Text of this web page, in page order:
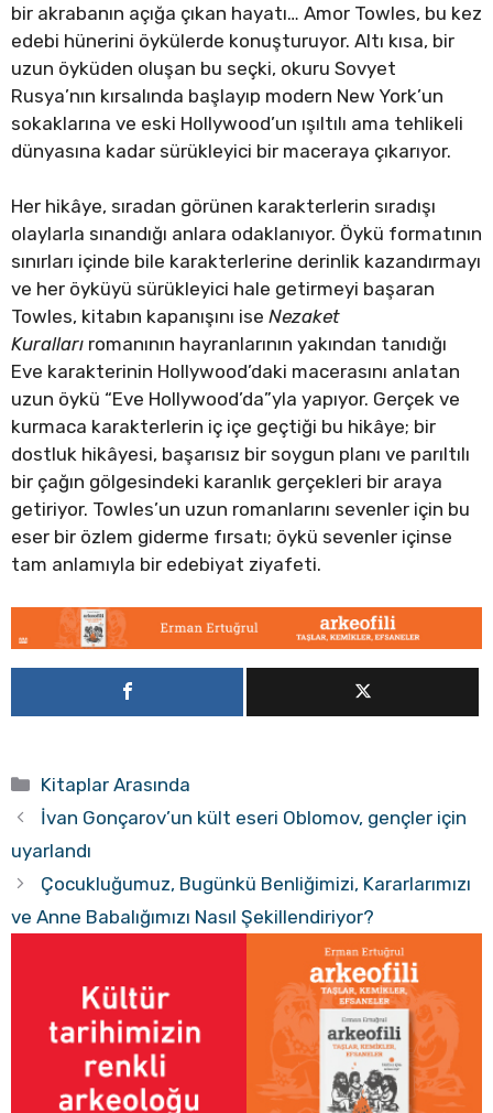
bir akrabanın açığa çıkan hayatı… Amor Towles, bu kez
edebi hünerini öykülerde konuşturuyor. Altı kısa, bir
uzun öyküden oluşan bu seçki, okuru Sovyet
Rusya’nın kırsalında başlayıp modern New York’un
sokaklarına ve eski Hollywood’un ışıltılı ama tehlikeli
dünyasına kadar sürükleyici bir maceraya çıkarıyor.
Her hikâye, sıradan görünen karakterlerin sıradışı
olaylarla sınandığı anlara odaklanıyor. Öykü formatının
sınırları içinde bile karakterlerine derinlik kazandırmayı
ve her öyküyü sürükleyici hale getirmeyi başaran
Towles, kitabın kapanışını ise Nezaket
Kuralları romanının hayranlarının yakından tanıdığı
Eve karakterinin Hollywood’daki macerasını anlatan
uzun öykü “Eve Hollywood’da”yla yapıyor. Gerçek ve
kurmaca karakterlerin iç içe geçtiği bu hikâye; bir
dostluk hikâyesi, başarısız bir soygun planı ve parıltılı
bir çağın gölgesindeki karanlık gerçekleri bir araya
getiriyor. Towles’un uzun romanlarını sevenler için bu
eser bir özlem giderme fırsatı; öykü sevenler içinse
tam anlamıyla bir edebiyat ziyafeti.
Kategoriler
Kitaplar Arasında
İvan Gonçarov’un kült eseri Oblomov, gençler için
uyarlandı
Çocukluğumuz, Bugünkü Benliğimizi, Kararlarımızı
ve Anne Babalığımızı Nasıl Şekillendiriyor?